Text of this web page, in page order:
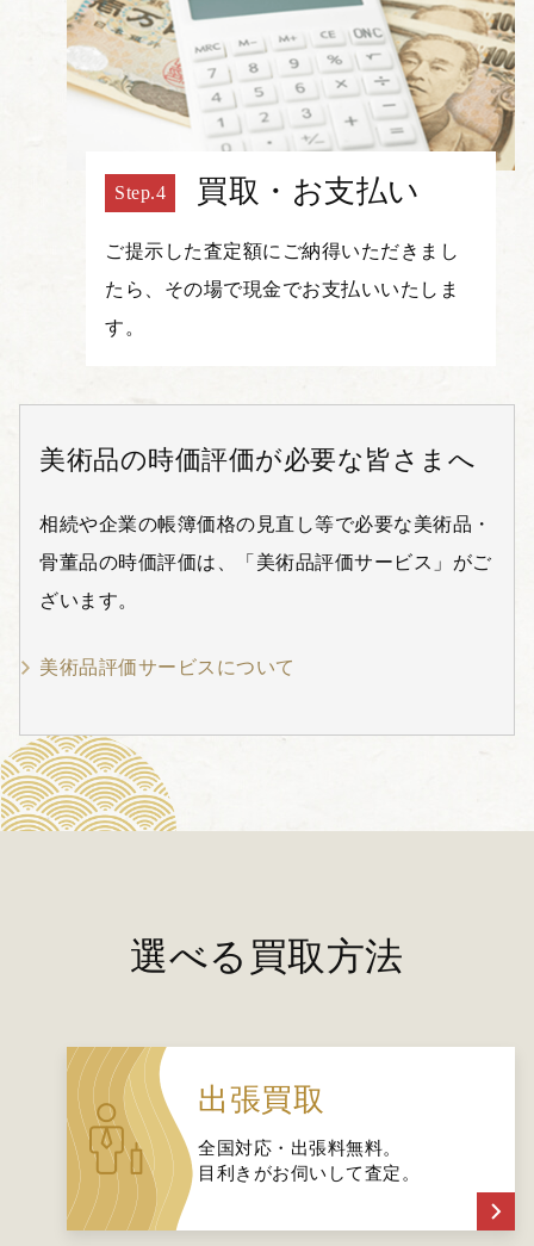
買取・お支払い
ご提示した査定額にご納得いただきまし
たら、その場で現金でお支払いいたしま
す。
美術品の時価評価が必要な皆さまへ
相続や企業の帳簿価格の見直し等で必要な美術品・
骨董品の時価評価は、「美術品評価サービス」がご
ざいます。
美術品評価サービスについて
選べる買取方法
出張買取
全国対応・出張料無料。
目利きがお伺いして査定。